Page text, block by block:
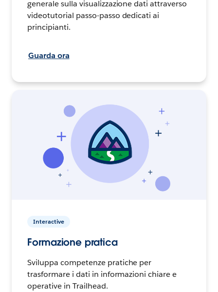
generale sulla visualizzazione dati attraverso
videotutorial passo-passo dedicati ai
principianti.
Guarda ora
Interactive
Formazione pratica
Sviluppa competenze pratiche per
trasformare i dati in informazioni chiare e
operative in Trailhead.